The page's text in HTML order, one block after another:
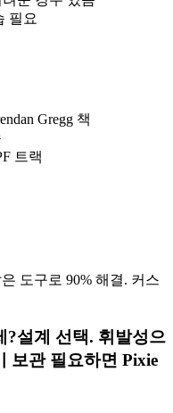
필요
Gregg 책
트랙
도구로 90% 해결. 커스
?설계 선택. 휘발성으
보관 필요하면 Pixie